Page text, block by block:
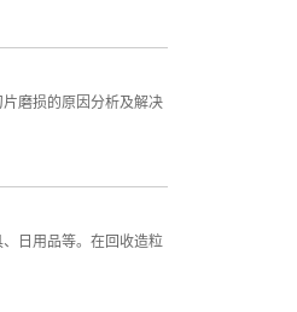
磨损的原因分析及解决
日用品等。在回收造粒